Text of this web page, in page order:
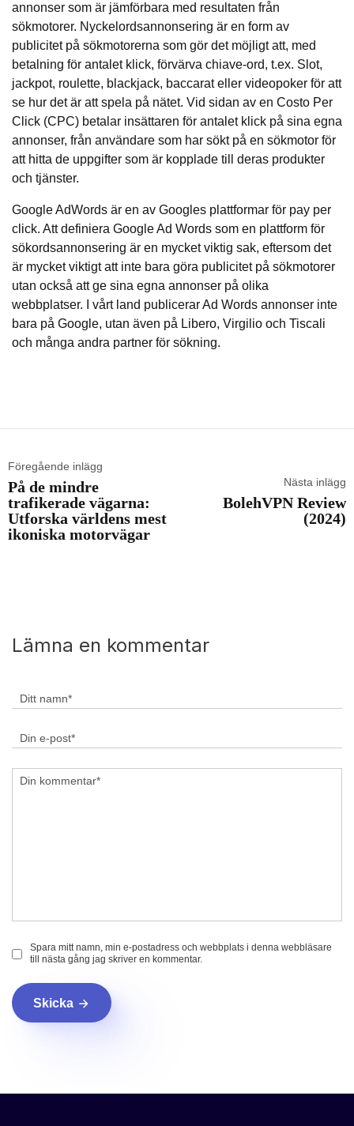
annonser som är jämförbara med resultaten från
sökmotorer. Nyckelordsannonsering är en form av
publicitet på sökmotorerna som gör det möjligt att, med
betalning för antalet klick, förvärva chiave-ord, t.ex. Slot,
jackpot, roulette, blackjack, baccarat eller videopoker för att
se hur det är att spela på nätet. Vid sidan av en Costo Per
Click (CPC) betalar insättaren för antalet klick på sina egna
annonser, från användare som har sökt på en sökmotor för
att hitta de uppgifter som är kopplade till deras produkter
och tjänster.
Google AdWords är en av Googles plattformar för pay per
click. Att definiera Google Ad Words som en plattform för
sökordsannonsering är en mycket viktig sak, eftersom det
är mycket viktigt att inte bara göra publicitet på sökmotorer
utan också att ge sina egna annonser på olika
webbplatser. I vårt land publicerar Ad Words annonser inte
bara på Google, utan även på Libero, Virgilio och Tiscali
och många andra partner för sökning.
Föregående inlägg
På de mindre
trafikerade vägarna:
Utforska världens mest
ikoniska motorvägar
Nästa inlägg
BolehVPN Review
(2024)
Lämna en kommentar
Spara mitt namn, min e-postadress och webbplats i denna webbläsare
till nästa gång jag skriver en kommentar.
Skicka